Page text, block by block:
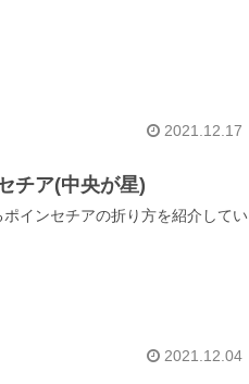
2021.12.17
チア(中央が星)
インセチアの折り方を紹介してい
2021.12.04